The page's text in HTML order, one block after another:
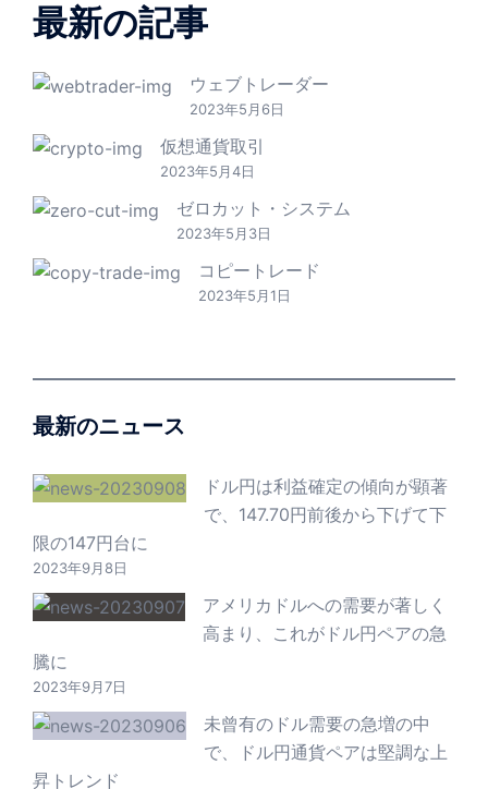
最新の記事
ウェブトレーダー
2023年5月6日
仮想通貨取引
2023年5月4日
ゼロカット・システム
2023年5月3日
コピートレード
2023年5月1日
最新のニュース
ドル円は利益確定の傾向が顕著
で、147.70円前後から下げて下
限の147円台に
2023年9月8日
アメリカドルへの需要が著しく
高まり、これがドル円ペアの急
騰に
2023年9月7日
未曾有のドル需要の急増の中
で、ドル円通貨ペアは堅調な上
昇トレンド